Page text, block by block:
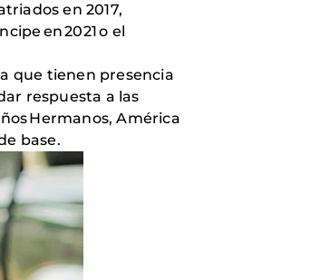
en 2017,
en 2021 o el
que tienen presencia
respuesta a las
Hermanos, América
base.